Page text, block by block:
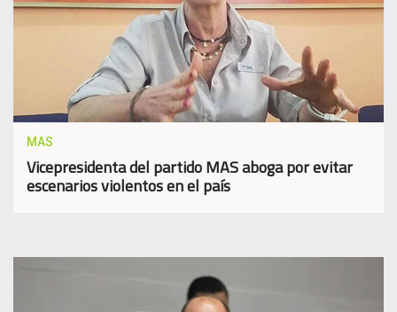
MAS
Vicepresidenta del partido MAS aboga por evitar
escenarios violentos en el país